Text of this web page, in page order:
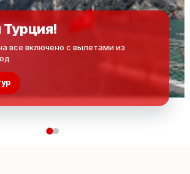
все включено с вылетами из